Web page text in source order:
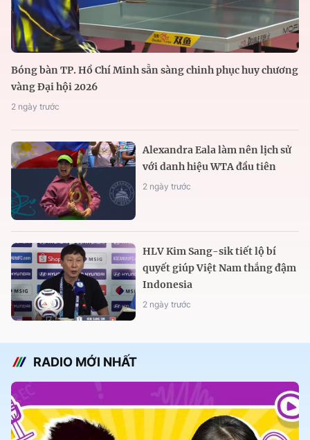
Bóng bàn TP. Hồ Chí Minh sẵn sàng chinh phục huy chương
vàng Đại hội 2026
2 ngày trước
Alexandra Eala làm nên lịch sử
với danh hiệu WTA đầu tiên
2 ngày trước
HLV Kim Sang-sik tiết lộ bí
quyết giúp Việt Nam thắng đậm
Indonesia
2 ngày trước
RADIO MỚI NHẤT